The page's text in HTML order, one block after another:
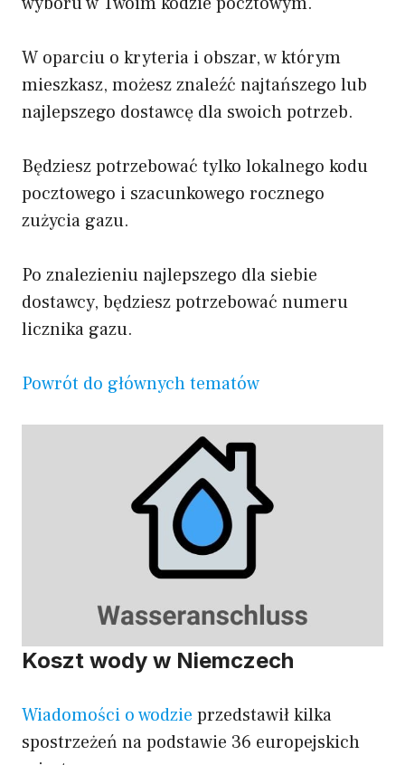
W oparciu o kryteria i obszar, w którym
mieszkasz, możesz znaleźć najtańszego lub
najlepszego dostawcę dla swoich potrzeb.
Będziesz potrzebować tylko lokalnego kodu
pocztowego i szacunkowego rocznego
zużycia gazu.
Po znalezieniu najlepszego dla siebie
dostawcy, będziesz potrzebować numeru
licznika gazu.
Powrót do głównych tematów
Koszt wody w Niemczech
Wiadomości o wodzie przedstawił kilka
spostrzeżeń na podstawie 36 europejskich